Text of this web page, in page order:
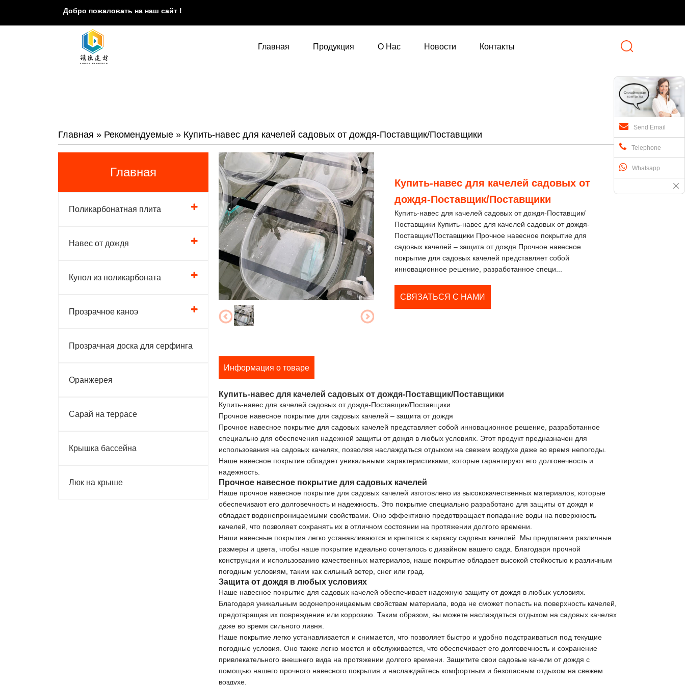
Добро пожаловать на наш сайт !
Главная Продукция О Нас Новости Контакты
Главная » Рекомендуемые » Купить-навес для качелей садовых от дождя-Поставщик/Поставщики
Главная
Поликарбонатная плита
Навес от дождя
Купол из поликарбоната
Прозрачное каноэ
Прозрачная доска для серфинга
Оранжерея
Сарай на террасе
Крышка бассейна
Люк на крыше
Купить-навес для качелей садовых от
дождя-Поставщик/Поставщики
Купить-навес для качелей садовых от дождя-Поставщик/
Поставщики Купить-навес для качелей садовых от дождя-
Поставщик/Поставщики Прочное навесное покрытие для
садовых качелей – защита от дождя Прочное навесное
покрытие для садовых качелей представляет собой
инновационное решение, разработанное специ...
СВЯЗАТЬСЯ С НАМИ
Информация о товаре
Купить-навес для качелей садовых от дождя-Поставщик/Поставщики
Купить-навес для качелей садовых от дождя-Поставщик/Поставщики
Прочное навесное покрытие для садовых качелей – защита от дождя
Прочное навесное покрытие для садовых качелей представляет собой инновационное решение, разработанное
специально для обеспечения надежной защиты от дождя в любых условиях. Этот продукт предназначен для
использования на садовых качелях, позволяя наслаждаться отдыхом на свежем воздухе даже во время непогоды.
Наше навесное покрытие обладает уникальными характеристиками, которые гарантируют его долговечность и
надежность.
Прочное навесное покрытие для садовых качелей
Наше прочное навесное покрытие для садовых качелей изготовлено из высококачественных материалов, которые
обеспечивают его долговечность и надежность. Это покрытие специально разработано для защиты от дождя и
обладает водонепроницаемыми свойствами. Оно эффективно предотвращает попадание воды на поверхность
качелей, что позволяет сохранять их в отличном состоянии на протяжении долгого времени.
Наши навесные покрытия легко устанавливаются и крепятся к каркасу садовых качелей. Мы предлагаем различные
размеры и цвета, чтобы наше покрытие идеально сочеталось с дизайном вашего сада. Благодаря прочной
конструкции и использованию качественных материалов, наше покрытие обладает высокой стойкостью к различным
погодным условиям, таким как сильный ветер, снег или град.
Защита от дождя в любых условиях
Наше навесное покрытие для садовых качелей обеспечивает надежную защиту от дождя в любых условиях.
Благодаря уникальным водонепроницаемым свойствам материала, вода не сможет попасть на поверхность качелей,
предотвращая их повреждение или коррозию. Таким образом, вы можете наслаждаться отдыхом на садовых качелях
даже во время сильного ливня.
Наше покрытие легко устанавливается и снимается, что позволяет быстро и удобно подстраиваться под текущие
погодные условия. Оно также легко моется и обслуживается, что обеспечивает его долговечность и сохранение
привлекательного внешнего вида на протяжении долгого времени. Защитите свои садовые качели от дождя с
помощью нашего прочного навесного покрытия и наслаждайтесь комфортным и безопасным отдыхом на свежем
воздухе.
Send Email
Telephone
Whatsapp